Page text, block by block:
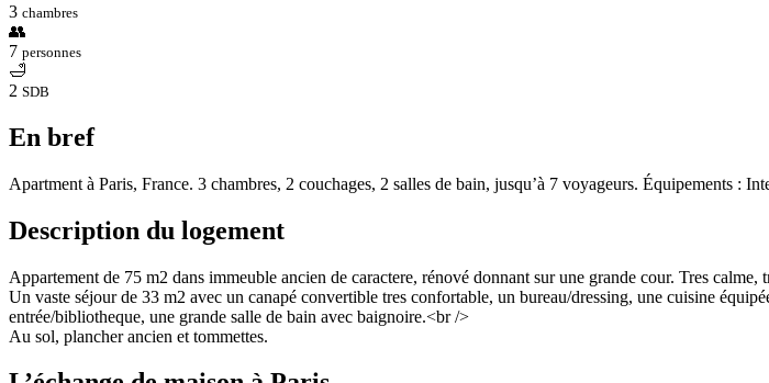
3 chambres
👥
7 personnes
🛁
2 SDB
En bref
Apartment à Paris, France. 3 chambres, 2 couchages, 2 salles de bain, jusqu’à 7 voyageurs. Équipements
Description du logement
Appartement de 75 m2 dans immeuble ancien de caractere, rénové donnant sur une grande cour. Tres
Un vaste séjour de 33 m2 avec un canapé convertible tres confortable, un bureau/dressing, une cuisine
entrée/bibliotheque, une grande salle de bain avec baignoire.<br />
Au sol, plancher ancien et tommettes.